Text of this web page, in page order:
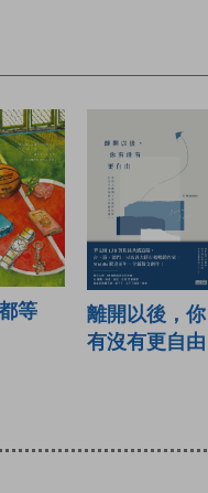
等
離開以後，你
有沒有更自由